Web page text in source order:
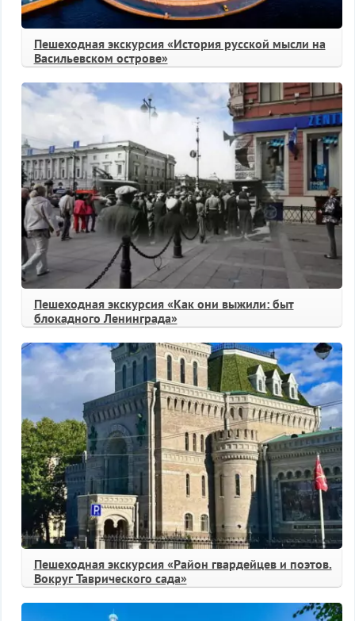
Пешеходная экскурсия «История русской мысли на
Васильевском острове»
Пешеходная экскурсия «Как они выжили: быт
блокадного Ленинграда»
Пешеходная экскурсия «Район гвардейцев и поэтов.
Вокруг Таврического сада»